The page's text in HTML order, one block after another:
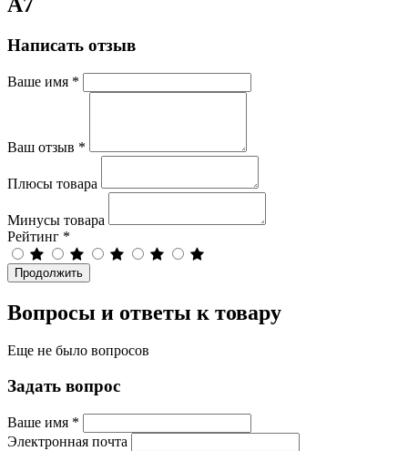
Написать отзыв
Ваше имя *
Ваш отзыв *
Плюсы товара
Минусы товара
Рейтинг *
Продолжить
Вопросы и ответы к товару
Еще не было вопросов
Задать вопрос
Ваше имя *
Электронная почта